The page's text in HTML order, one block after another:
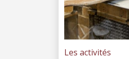
Les activités